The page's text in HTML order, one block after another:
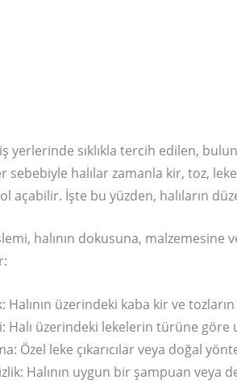
iş yerlerinde sıklıkla tercih edilen,
sebebiyle halılar zamanla kir, toz,
açabilir. İşte bu yüzden, halıların
halının dokusuna,
Halının üzerindeki kaba kir ve
Halı üzerindeki lekelerin türüne
Özel leke çıkarıcılar veya doğal
Halının uygun bir şampuan veya